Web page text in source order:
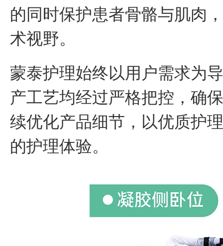
的同时保护患者骨骼与肌肉
术视野。
蒙泰护理始终以用户需求为
产工艺均经过严格把控，确
续优化产品细节，以优质护
的护理体验。